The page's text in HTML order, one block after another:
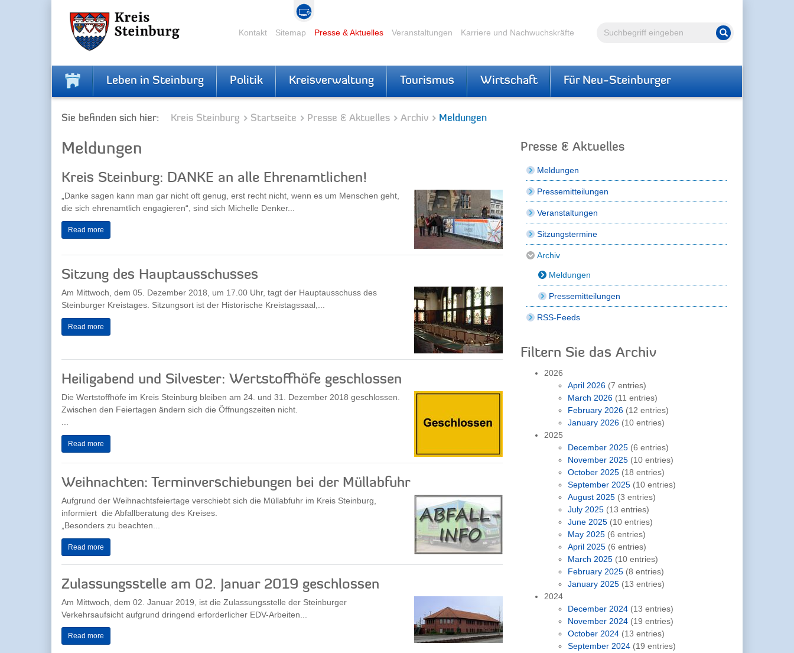
Volltextsuche Suche starten
Kontakt Sitemap Presse & Aktuelles Veranstaltungen Karriere und Nachwuchskräfte
Leben in Steinburg Politik Kreisverwaltung Tourismus Wirtschaft Für Neu-Steinburger
Sie befinden sich hier: Kreis Steinburg Startseite Presse & Aktuelles Archiv Meldungen
Meldungen
Kreis Steinburg: DANKE an alle Ehrenamtlichen!
„Danke sagen kann man gar nicht oft genug, erst recht nicht, wenn es um Menschen geht,
die sich ehrenamtlich engagieren“, sind sich Michelle Denker...
Read more
Sitzung des Hauptausschusses
Am Mittwoch, dem 05. Dezember 2018, um 17.00 Uhr, tagt der Hauptausschuss des
Steinburger Kreistages. Sitzungsort ist der Historische Kreistagssaal,...
Read more
Heiligabend und Silvester: Wertstoffhöfe geschlossen
Die Wertstoffhöfe im Kreis Steinburg bleiben am 24. und 31. Dezember 2018 geschlossen.
Zwischen den Feiertagen ändern sich die Öffnungszeiten nicht.
Read more
Weihnachten: Terminverschiebungen bei der Müllabfuhr
Aufgrund der Weihnachtsfeiertage verschiebt sich die Müllabfuhr im Kreis Steinburg,
informiert die Abfallberatung des Kreises.
„Besonders zu beachten...
Read more
Zulassungsstelle am 02. Januar 2019 geschlossen
Am Mittwoch, dem 02. Januar 2019, ist die Zulassungsstelle der Steinburger
Verkehrsaufsicht aufgrund dringend erforderlicher EDV-Arbeiten...
Read more
Presse & Aktuelles
Meldungen
Pressemitteilungen
Veranstaltungen
Sitzungstermine
Archiv
Meldungen
Pressemitteilungen
RSS-Feeds
Filtern Sie das Archiv
2026
April 2026 (7 entries)
March 2026 (11 entries)
February 2026 (12 entries)
January 2026 (10 entries)
2025
December 2025 (6 entries)
November 2025 (10 entries)
October 2025 (18 entries)
September 2025 (10 entries)
August 2025 (3 entries)
July 2025 (13 entries)
June 2025 (10 entries)
May 2025 (6 entries)
April 2025 (6 entries)
March 2025 (10 entries)
February 2025 (8 entries)
January 2025 (13 entries)
2024
December 2024 (13 entries)
November 2024 (19 entries)
October 2024 (13 entries)
September 2024 (19 entries)